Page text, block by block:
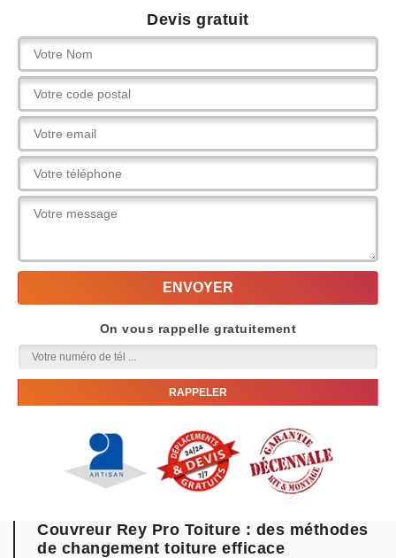
Devis gratuit
On vous rappelle gratuitement
Couvreur Rey Pro Toiture : des méthodes
de changement toiture efficace